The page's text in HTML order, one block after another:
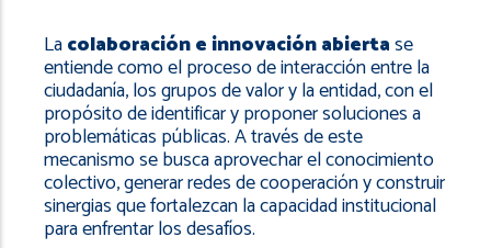
Lacolaboración e innovación abiertase
entiende como el proceso de interacción entre la
ciudadanía, los grupos de valor y la entidad, con el
propósito de identificar y proponer soluciones a
problemáticas públicas. A través de este
mecanismo se busca aprovechar el conocimiento
colectivo, generar redes de cooperación y construir
sinergias que fortalezcan la capacidad institucional
para enfrentar los desafíos.